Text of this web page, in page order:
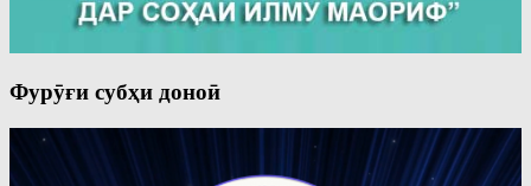
Фурӯғи субҳи доноӣ